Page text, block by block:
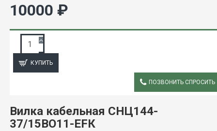
10000 ₽
КУПИТЬ
ПОЗВОНИТЬ СПРОСИТЬ
Вилка кабельная СНЦ144-
37/15ВО11-EFК